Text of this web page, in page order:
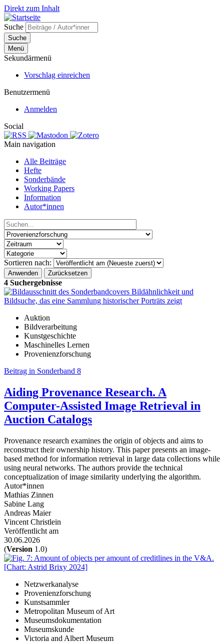
Direkt zum Inhalt
Suche
Suche
Menü
Sekundärmenü
Vorschlag einreichen
Benutzermenü
Anmelden
Social
Main navigation
Alle Beiträge
Hefte
Sonderbände
Working Papers
Information
Autor*innen
Sortieren nach:
4 Suchergebnisse
Auktion
Bildverarbeitung
Kunstgeschichte
Maschinelles Lernen
Provenienzforschung
Beitrag in Sonderband 8
Aiding Provenance Research. A
Computer-Assisted Image Retrieval in
Auction Catalogs
Provenance research examines the origin of objects and aims to
reconstruct their ownership history. This paper presents an image-
based method for information retrieval in large data collections while
using neural networks. The authors provide the technical
conceptualization of image similarity underlying the algorithm.
Autor*innen
Mathias Zinnen
Sabine Lang
Andreas Maier
Vincent Christlein
Veröffentlicht am
30.06.2026
(Version 1.0)
Netzwerkanalyse
Provenienzforschung
Kunstsammler
Metropolitan Museum of Art
Museumsdokumentation
Museumskunde
Victoria and Albert Museum